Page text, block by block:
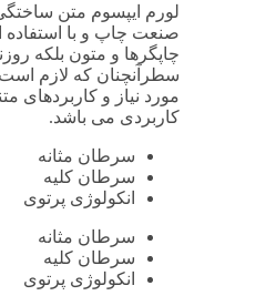
لورم ایپسوم متن ساختگی
صنعت چاپ و با استفاده
چاپگرها و متون بلکه
سطرآنچنان که لازم است
مورد نیاز و کاربردهای
کاربردی می باشد.
سرطان مثانه
سرطان کلیه
انکولوژی پرتوی
سرطان مثانه
سرطان کلیه
انکولوژی پرتوی